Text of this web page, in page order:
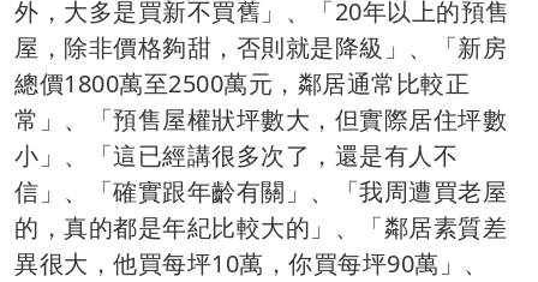
外，大多是買新不買舊」、「20年以上的預售
屋，除非價格夠甜，否則就是降級」、「新房
總價1800萬至2500萬元，鄰居通常比較正
常」、「預售屋權狀坪數大，但實際居住坪數
小」、「這已經講很多次了，還是有人不
信」、「確實跟年齡有關」、「我周遭買老屋
的，真的都是年紀比較大的」、「鄰居素質差
異很大，他買每坪10萬，你買每坪90萬」、